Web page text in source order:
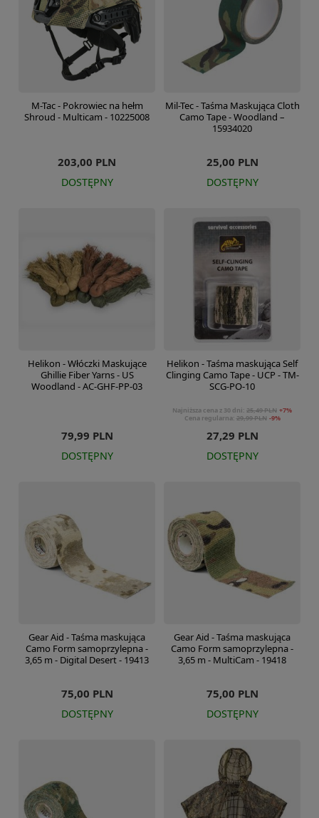
M-Tac - Pokrowiec na hełm
Shroud - Multicam - 10225008
203,00 PLN
DOSTĘPNY
Mil-Tec - Taśma Maskująca Cloth
Camo Tape - Woodland –
15934020
25,00 PLN
DOSTĘPNY
Helikon - Włóczki Maskujące
Ghillie Fiber Yarns - US
Woodland - AC-GHF-PP-03
79,99 PLN
DOSTĘPNY
Helikon - Taśma maskująca Self
Clinging Camo Tape - UCP - TM-
SCG-PO-10
27,29 PLN
Najniższa cena z 30 dni: 25,49 PLN +7%
Cena regularna: 29,99 PLN -9%
DOSTĘPNY
Gear Aid - Taśma maskująca
Camo Form samoprzylepna -
3,65 m - Digital Desert - 19413
75,00 PLN
DOSTĘPNY
Gear Aid - Taśma maskująca
Camo Form samoprzylepna -
3,65 m - MultiCam - 19418
75,00 PLN
DOSTĘPNY